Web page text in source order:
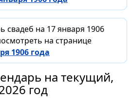
свадеб на 17 января 1906
на странице
1906 года
на текущий,
год